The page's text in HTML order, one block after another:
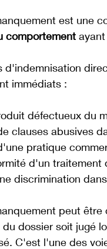
est une
comportement
d'indemnisation
immédiats :
défectueux du
clauses abusives
pratique
d'un traitement
discrimination
peut
dossier soit jugé
C'est l'une des